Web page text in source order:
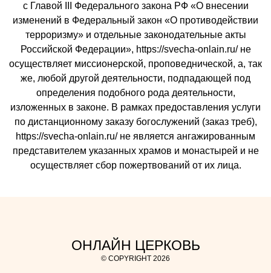
с Главой III Федерального закона РФ «О внесении
изменений в Федеральный закон «О противодействии
терроризму» и отдельные законодательные акты
Российской Федерации», https://svecha-onlain.ru/ не
осуществляет миссионерской, проповеднической, а, так
же, любой другой деятельности, подпадающей под
определения подобного рода деятельности,
изложенных в законе. В рамках предоставления услуги
по дистанционному заказу богослужений (заказ треб),
https://svecha-onlain.ru/ не является ангажированным
представителем указанных храмов и монастырей и не
осуществляет сбор пожертвований от их лица.
ОНЛАЙН ЦЕРКОВЬ
© COPYRIGHT 2026